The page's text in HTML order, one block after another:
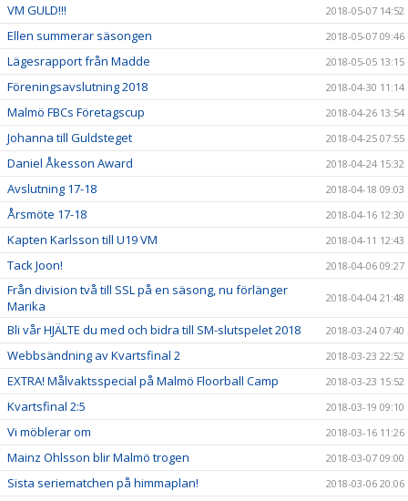
VM GULD!!! 2018-05-07 14:52
Ellen summerar säsongen 2018-05-07 09:46
Lägesrapport från Madde 2018-05-05 13:15
Föreningsavslutning 2018 2018-04-30 11:14
Malmö FBCs Företagscup 2018-04-26 13:54
Johanna till Guldsteget 2018-04-25 07:55
Daniel Åkesson Award 2018-04-24 15:32
Avslutning 17-18 2018-04-18 09:03
Årsmöte 17-18 2018-04-16 12:30
Kapten Karlsson till U19 VM 2018-04-11 12:43
Tack Joon! 2018-04-06 09:27
Från division två till SSL på en säsong, nu förlänger
Marika
2018-04-04 21:48
Bli vår HJÄLTE du med och bidra till SM-slutspelet 2018 2018-03-24 07:40
Webbsändning av Kvartsfinal 2 2018-03-23 22:52
EXTRA! Målvaktsspecial på Malmö Floorball Camp 2018-03-23 15:52
Kvartsfinal 2:5 2018-03-19 09:10
Vi möblerar om 2018-03-16 11:26
Mainz Ohlsson blir Malmö trogen 2018-03-07 09:00
Sista seriematchen på himmaplan! 2018-03-06 20:06